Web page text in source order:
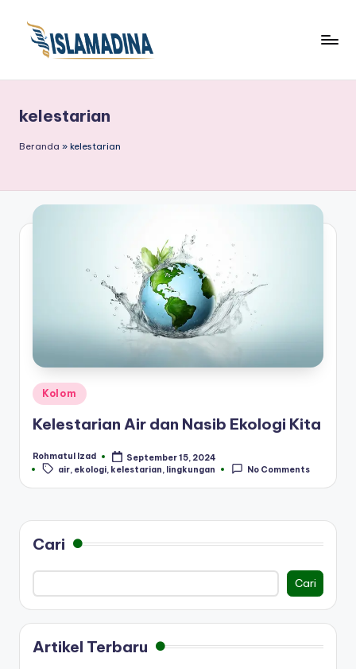
kelestarian
Beranda » kelestarian
Posted
Kolom
Kelestarian Air dan Nasib Ekologi Kita
Posted
by
Rohmatul Izad September 15, 2024
Tags:
air, ekologi, kelestarian, lingkungan No Comments
Cari
Cari
Artikel Terbaru